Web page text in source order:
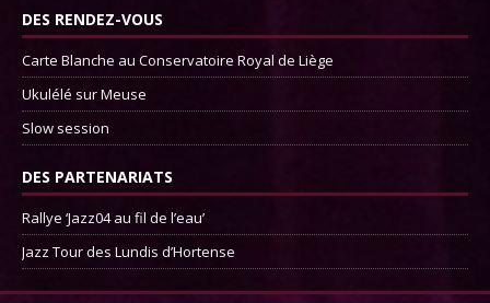
DES RENDEZ-VOUS
Carte Blanche au Conservatoire Royal de Liège
Ukulélé sur Meuse
Slow session
DES PARTENARIATS
Rallye ‘Jazz04 au fil de l’eau’
Jazz Tour des Lundis d’Hortense